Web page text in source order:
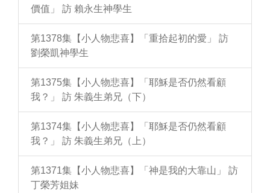
價值」 訪 賴永生神學生
第1378集【小人物悲喜】「重拾起初的愛」 訪
劉榮凱神學生
第1375集【小人物悲喜】「耶穌是否仍然看顧
我？」 訪 朱義生弟兄（下）
第1374集【小人物悲喜】「耶穌是否仍然看顧
我？」 訪 朱義生弟兄（上）
第1371集【小人物悲喜】「神是我的大靠山」 訪
丁榮芳姐妹